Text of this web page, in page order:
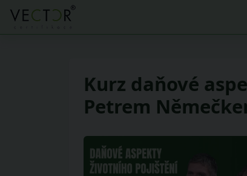
Kurz daňové
Petrem